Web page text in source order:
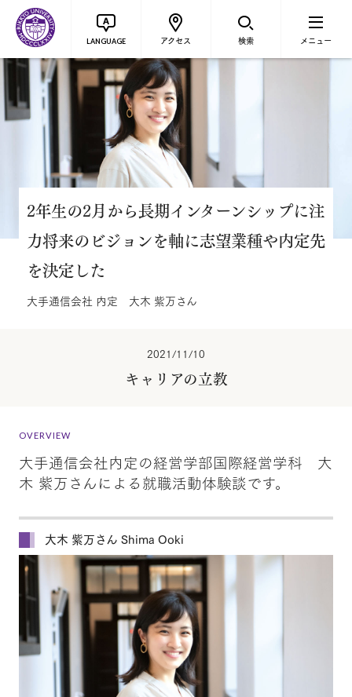
LANGUAGE アクセス 検索 メニュー
2年生の2月から長期インターンシップに注
力将来のビジョンを軸に志望業種や内定先
を決定した
大手通信会社 内定 大木 紫万さん
2021/11/10
キャリアの立教
OVERVIEW
大手通信会社内定の経営学部国際経営学科 大
木 紫万さんによる就職活動体験談です。
大木 紫万さん Shima Ooki